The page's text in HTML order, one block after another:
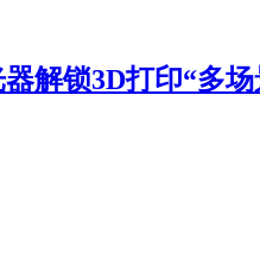
解锁3D打印“多